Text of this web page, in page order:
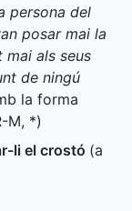
persona del
posar mai la
als seus
de ningú
la forma
M, *)
li el crostó (a